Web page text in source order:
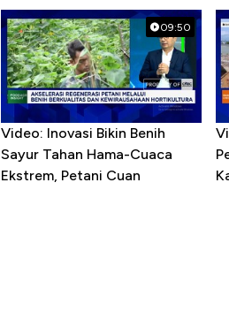
09:50
Video: Inovasi Bikin Benih
Sayur Tahan Hama-Cuaca
Ekstrem, Petani Cuan